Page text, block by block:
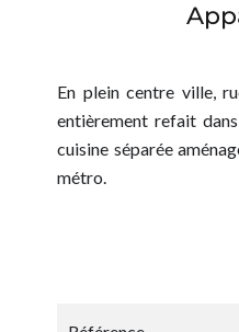
En plein centre ville,
entièrement refait
cuisine séparée
métro.